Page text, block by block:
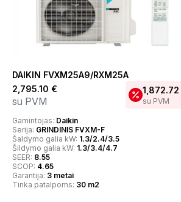
DAIKIN FVXM25A9/RXM25A
2,795.10 €
su PVM
1,872.72
su PVM
Gamintojas: Daikin
Serija: GRINDINIS FVXM-F
Šaldymo galia kW: 1.3/2.4/3.5
Šildymo galia kW: 1.3/3.4/4.7
SEER: 8.55
SCOP: 4.65
Garantija: 3 metai
Tinka patalpoms: 30 m2